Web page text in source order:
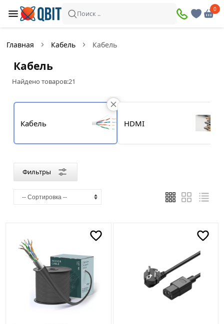
Поиск ..
0
Главная Кабель Кабель
Кабель
Найдено товаров:21
Кабель HDMI
Фильтры
Фильтры
наличии
скидкой
Бренд
Серый
Белый
Черный